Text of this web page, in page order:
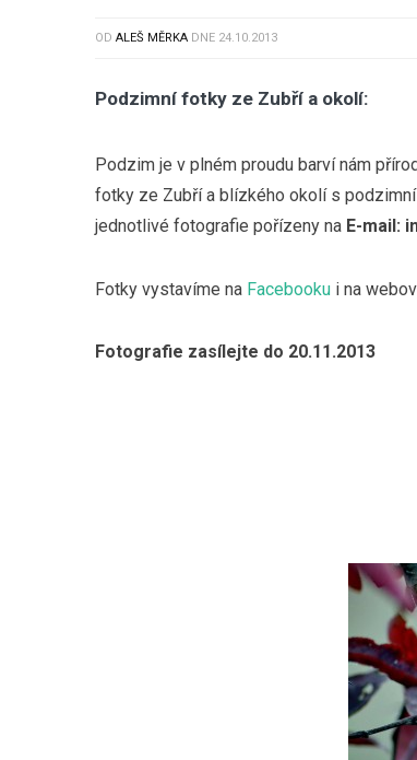
OD ALEŠ MĚRKA DNE 24.10.2013
Podzimní fotky ze Zubří a okolí:
Podzim je v plném proudu barví nám
fotky ze Zubří a blízkého okolí s
jednotlivé fotografie pořízeny na E-mail:
Fotky vystavíme na Facebooku i na
Fotografie zasílejte do 20.11.2013